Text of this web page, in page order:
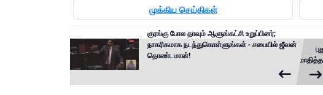
முக்கிய செய்திகள்
குரங்கு போல தாவும் ஆளுங்கட்சி உறுப்பினர்;
நாகரிகமாக நடந்துகொள்ளுங்கள் - சபையில் ஜீவன்
தொண்டமான்!